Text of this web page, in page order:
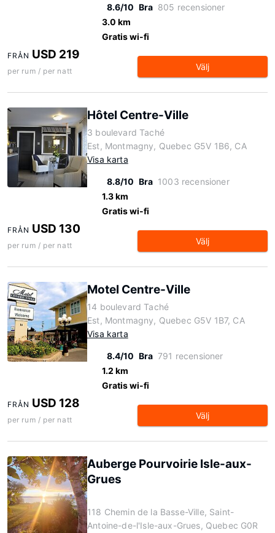
8.6/10 Bra 805 recensioner
3.0 km
Gratis wi-fi
FRÅN USD 219
per rum / per natt Välj
Hôtel Centre-Ville
3 boulevard Taché
Est, Montmagny, Quebec G5V 1B6, CA
Visa karta
8.8/10 Bra 1003 recensioner
1.3 km
Gratis wi-fi
FRÅN USD 130
per rum / per natt Välj
Motel Centre-Ville
14 boulevard Taché
Est, Montmagny, Quebec G5V 1B7, CA
Visa karta
8.4/10 Bra 791 recensioner
1.2 km
Gratis wi-fi
FRÅN USD 128
per rum / per natt Välj
Auberge Pourvoirie Isle-aux-
Grues
118 Chemin de la Basse-Ville, Saint-
Antoine-de-l'Isle-aux-Grues, Quebec G0R